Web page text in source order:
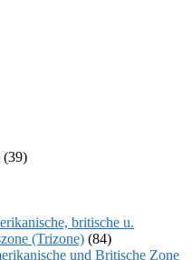
(39)
britische u.
(Trizone) (84)
und Britische Zone